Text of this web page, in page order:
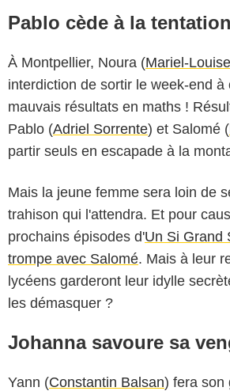
Pablo cède à la tentation
À Montpellier, Noura (Mariel-
interdiction de sortir le week-end à
mauvais résultats en maths !
Pablo (Adriel Sorrente) et Salomé (
partir seuls en escapade à la
Mais la jeune femme sera loin de
trahison qui l'attendra. Et pour
prochains épisodes d'Un Si Grand
trompe avec Salomé. Mais à leur
lycéens garderont leur idylle
les démasquer ?
Johanna savoure sa
Yann (Constantin Balsan) fera son